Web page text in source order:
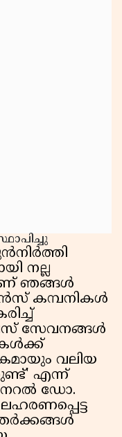
നല്ല
ഞങ്ങൾ
കമ്പനികൾ
സേവനങ്ങൾ
വലിയ
എന്ന്
ഡോ.